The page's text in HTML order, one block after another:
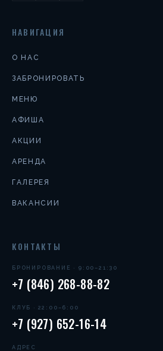
НАВИГАЦИЯ
О НАС
ЗАБРОНИРОВАТЬ
МЕНЮ
АФИША
АКЦИИ
АРЕНДА
ГАЛЕРЕЯ
ВАКАНСИИ
КОНТАКТЫ
БРОНИРОВАНИЕ · 9:00–21:30
+7 (846) 268-88-82
КЛУБ · 22:00–6:00
+7 (927) 652-16-14
АДРЕС